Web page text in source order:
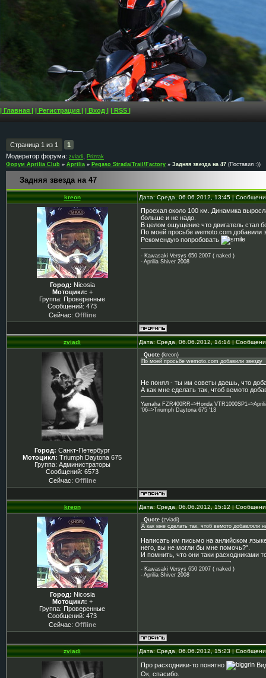
| Главная | | Регистрация | | Вход | | RSS |
Страница 1 из 1
1
Модератор форума: zviadi
Prizrak
Форум Aprilia Club » Aprilia » Pegaso Strada/Trail/Factory » Задняя звезда на 47 (Поставил :))
Задняя звезда на 47
kreon Дата: Среда, 06.06.2012, 13:45 |
Город: Nicosia
Мотоцикл: +
Группа: Проверенные
Сообщений: 473
Сейчас: Offline
Проехал около 100 км. Динамика
больше и не надо.
В целом ощущение что двигатель стал
По моей просьбе wemoto.com добавили
Рекомендую попробовать
- Kawasaki Versys 650 2007 ( naked )
- Aprilia Shiver 2008
zviadi Дата: Среда, 06.06.2012, 14:14 |
Город: Санкт-Петербург
Мотоцикл: Triumph Daytona 675
Группа: Администраторы
Сообщений: 6573
Сейчас: Offline
Quote (kreon)
По моей просьбе wemoto.com добавили звезду
Не понял - ты им советы даешь, что
А как мне сделать так, чтоб вемото
Yamaha FZR400RR=>Honda
'06=>Triumph Daytona 675 '13
kreon Дата: Среда, 06.06.2012, 15:12 |
Город: Nicosia
Мотоцикл: +
Группа: Проверенные
Сообщений: 473
Сейчас: Offline
Quote (zviadi)
А как мне сделать так, чтоб вемото добавляли
Написать им письмо на анлийском
него, вы не могли бы мне помочь?".
И помнить, что они таки расходниками
- Kawasaki Versys 650 2007 ( naked )
- Aprilia Shiver 2008
zviadi Дата: Среда, 06.06.2012, 15:23 |
Про расходники-то понятно
Ок, спасибо.